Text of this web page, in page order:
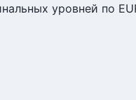
уровней по